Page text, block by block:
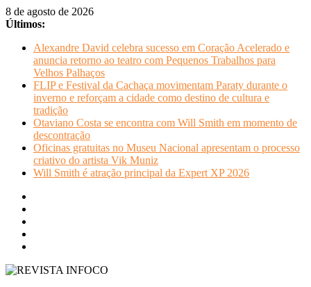
Pular
para
conteúdo
8 de agosto de 2026
Últimos:
Alexandre David celebra sucesso em Coração Acelerado e
anuncia retorno ao teatro com Pequenos Trabalhos para
Velhos Palhaços
FLIP e Festival da Cachaça movimentam Paraty durante o
inverno e reforçam a cidade como destino de cultura e
tradição
Otaviano Costa se encontra com Will Smith em momento de
descontração
Oficinas gratuitas no Museu Nacional apresentam o processo
criativo do artista Vik Muniz
Will Smith é atração principal da Expert XP 2026